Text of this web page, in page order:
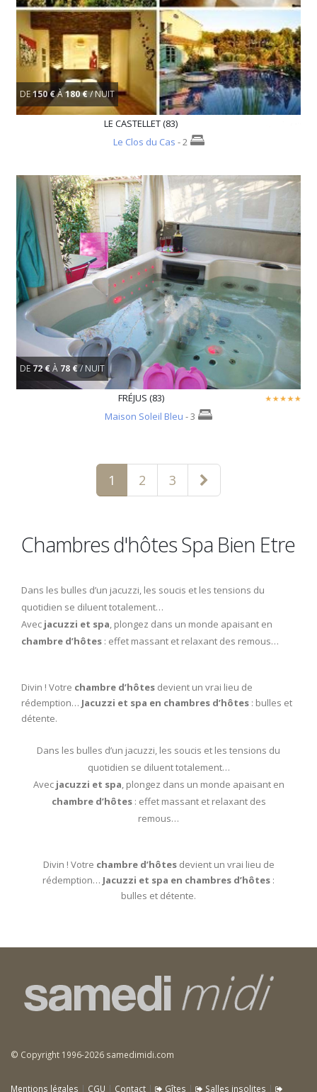
DE150 €À180 €/ NUIT
LE CASTELLET (83)
Le Clos du Cas - 2
DE72 €À 78 €/ NUIT
FRÉJUS (83)
Maison Soleil Bleu - 3
1 2 3
Chambres d'hôtes Spa Bien Etre
Dans les bulles d’un jacuzzi, les soucis et les tensions du
quotidien se diluent totalement…
Avec jacuzzi et spa, plongez dans un monde apaisant en
chambre d’hôtes : effet massant et relaxant des remous…
Divin ! Votre chambre d’hôtes devient un vrai lieu de
rédemption… Jacuzzi et spa en chambres d’hôtes : bulles et
détente.
Dans les bulles d’un jacuzzi, les soucis et les tensions du
quotidien se diluent totalement…
Avec jacuzzi et spa, plongez dans un monde apaisant en
chambre d’hôtes: effet massant et relaxant des
remous…
Divin ! Votre chambre d’hôtesdevient un vrai lieu de
rédemption… Jacuzzi et spa en chambres d’hôtes :
bulles et détente.
© Copyright 1996-2026 samedimidi.com
Mentions légales | CGU | Contact | Gîtes | Salles insolites |